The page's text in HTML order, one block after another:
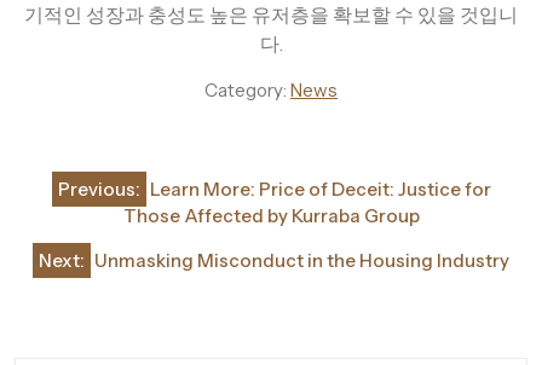
기적인 성장과 충성도 높은 유저층을 확보할 수 있을 것입니
다.
Category: News
Post
navigation
Previous: Learn More: Price of Deceit: Justice for
Those Affected by Kurraba Group
Next: Unmasking Misconduct in the Housing Industry